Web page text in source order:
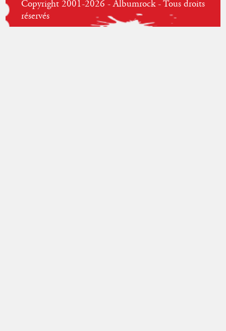
Copyright 2001-2026 - Albumrock - Tous droits
réservés